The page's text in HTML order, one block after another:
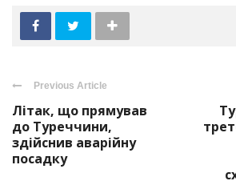
Previous Article
Літак, що прямував
до Туреччини,
здійснив аварійну
посадку